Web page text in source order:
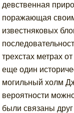
девственная
поражающая
известняковых
трехстах метрах
еще один
могильный холм
вероятности
были связаны друг